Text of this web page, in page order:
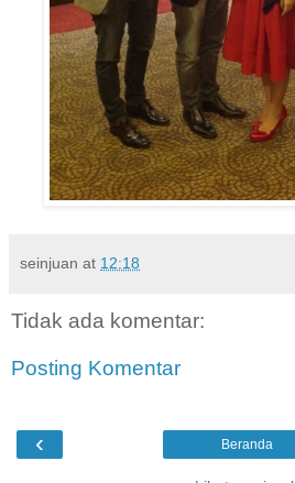
seinjuan at 12:18
Tidak ada komentar:
Posting Komentar
‹ Beranda